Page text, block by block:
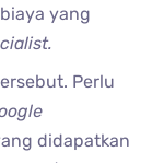
yang
Perlu
didapatkan